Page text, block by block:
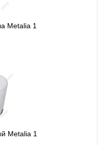
Metalia 1
Metalia 1